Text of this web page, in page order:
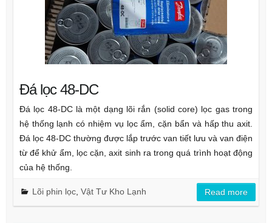
Đá lọc 48-DC
Đá lọc 48-DC là một dạng lõi rắn (solid core) lọc gas trong
hệ thống lạnh có nhiệm vụ lọc ẩm, cặn bẩn và hấp thu axit.
Đá lọc 48-DC thường được lắp trước van tiết lưu và van điện
từ để khử ẩm, lọc cặn, axit sinh ra trong quá trình hoạt động
của hệ thống.
Lõi phin lọc, Vật Tư Kho Lạnh Read more